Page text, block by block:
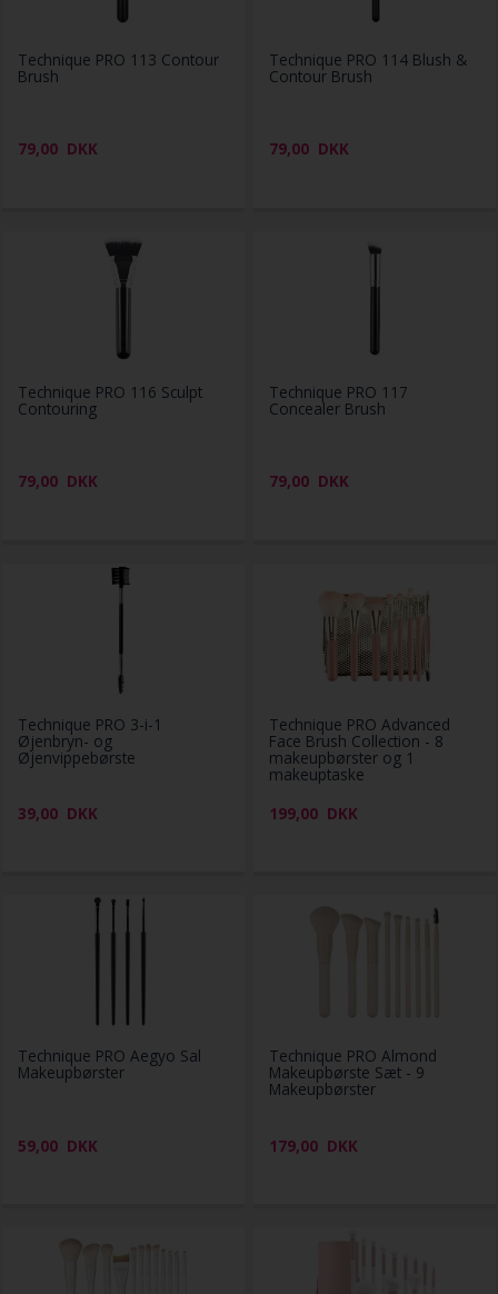
Technique PRO 113 Contour
Brush
79,00 DKK
Technique PRO 114 Blush &
Contour Brush
79,00 DKK
Technique PRO 116 Sculpt
Contouring
79,00 DKK
Technique PRO 117
Concealer Brush
79,00 DKK
Technique PRO 3-i-1
Øjenbryn- og
Øjenvippebørste
39,00 DKK
Technique PRO Advanced
Face Brush Collection - 8
makeupbørster og 1
makeuptaske
199,00 DKK
Technique PRO Aegyo Sal
Makeupbørster
59,00 DKK
Technique PRO Almond
Makeupbørste Sæt - 9
Makeupbørster
179,00 DKK